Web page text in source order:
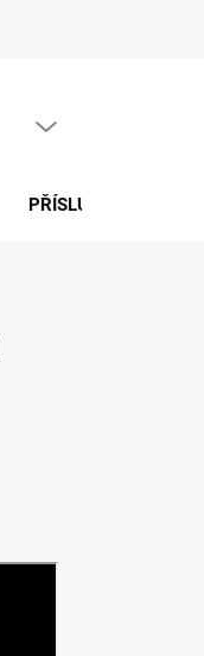
PŘÍSLUŠENSTVÍ